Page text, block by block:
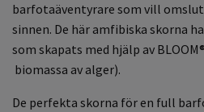
barfotaäventyrare som vill
sinnen. De här amfibiska skorna
som skapats med hjälp av
biomassa av alger).
De perfekta skorna för en full